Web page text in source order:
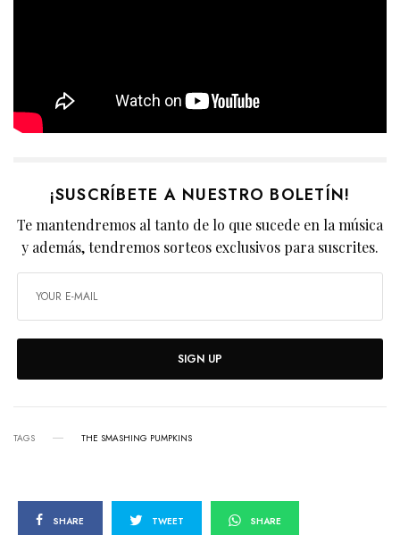
¡SUSCRÍBETE A NUESTRO BOLETÍN!
Te mantendremos al tanto de lo que sucede en la música
y además, tendremos sorteos exclusivos para suscrites.
SIGN UP
TAGS THE SMASHING PUMPKINS
SHARE TWEET SHARE